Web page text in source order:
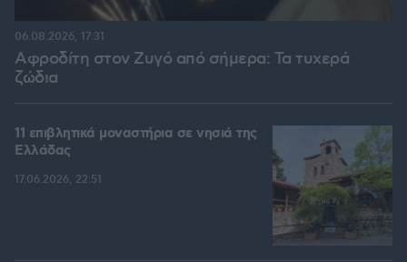
Αφροδίτη στον Ζυγό από σήμερα: Τα τυχερά
ζώδια
06.08.2026, 17:31
11 επιβλητικά μοναστήρια σε νησιά της
Ελλάδας
17.06.2026, 22:51